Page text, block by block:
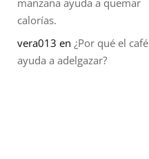
manzana ayuda a quemar
calorías.
vera013 en ¿Por qué el café
ayuda a adelgazar?